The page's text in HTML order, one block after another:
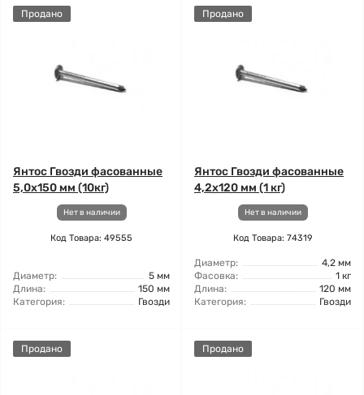
Продано
Янтос Гвозди фасованные
5,0x150 мм (10кг)
Нет в наличии
Код Товара: 49555
Диаметр:
5 мм
Длина:
150 мм
Категория:
Гвозди
Продано
Янтос Гвозди фасованные
4,2x120 мм (1 кг)
Нет в наличии
Код Товара: 74319
Диаметр:
4,2 мм
Фасовка:
1 кг
Длина:
120 мм
Категория:
Гвозди
Продано Продано